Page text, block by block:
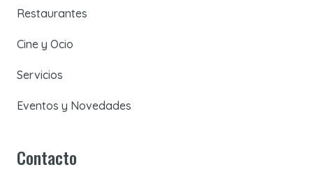
Restaurantes
Cine y Ocio
Servicios
Eventos y Novedades
Contacto